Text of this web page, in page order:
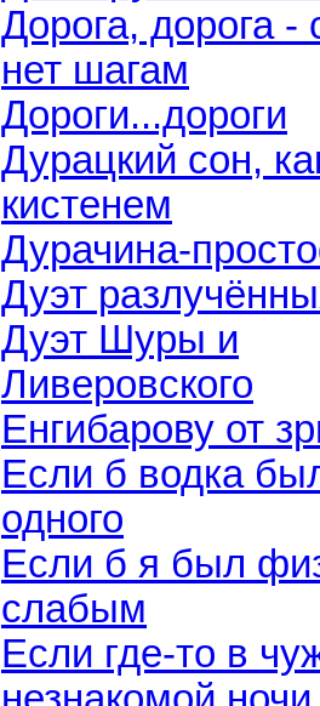
Дорога, дорога -
нет шагам
Дороги...дороги
Дурацкий сон,
кистенем
Дурачина-
Дуэт
Дуэт Шуры и
Ливеровского
Енгибарову от
Если б водка
одного
Если б я был
слабым
Если где-то в